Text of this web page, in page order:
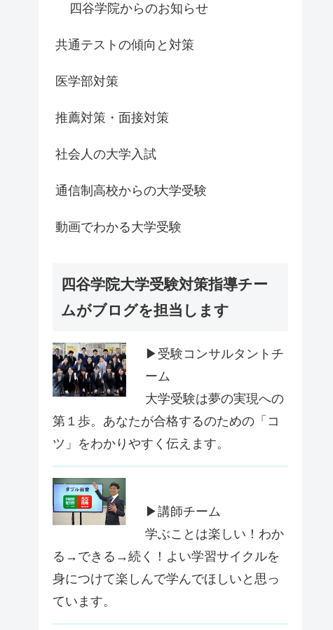
四谷学院からのお知らせ
共通テストの傾向と対策
医学部対策
推薦対策・面接対策
社会人の大学入試
通信制高校からの大学受験
動画でわかる大学受験
四谷学院大学受験対策指導チー
ムがブログを担当します
▶受験コンサルタントチ
ーム
大学受験は夢の実現への
第１歩。あなたが合格するのための「コ
ツ」をわかりやすく伝えます。
▶講師チーム
学ぶことは楽しい！わか
る→できる→続く！よい学習サイクルを
身につけて楽しんで学んでほしいと思っ
ています。